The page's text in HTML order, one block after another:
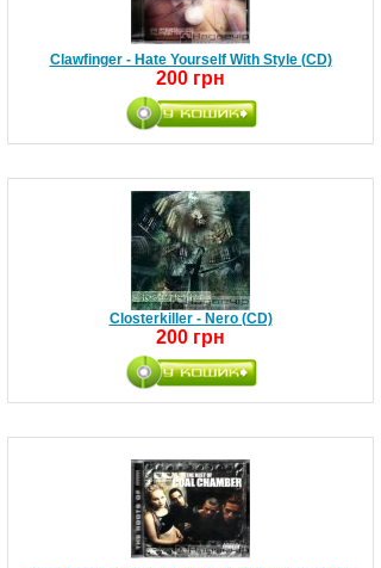
Clawfinger - Hate Yourself With Style (CD)
200 грн
Closterkiller - Nero (CD)
200 грн